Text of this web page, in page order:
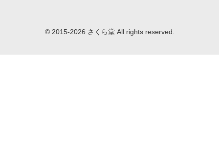
© 2015-2026 さくら堂 All rights reserved.